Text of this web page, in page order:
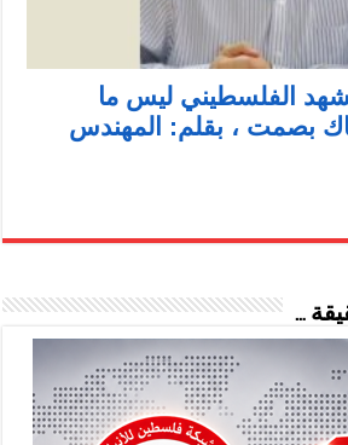
الفلسطيني ليس ما
بصمت ، بقلم: المهندس